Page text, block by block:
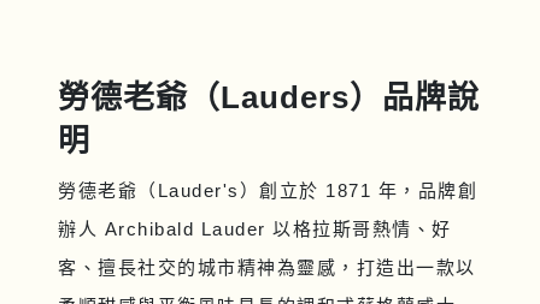
勞德老爺（Lauders）品牌說
明
勞德老爺（Lauder's）創立於 1871 年，品牌創
辦人 Archibald Lauder 以格拉斯哥熱情、好
客、擅長社交的城市精神為靈感，打造出一款以